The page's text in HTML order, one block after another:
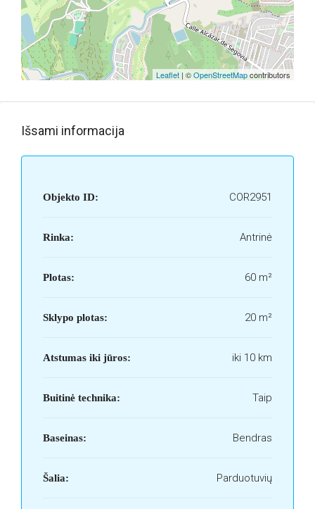
Leaflet | ©OpenStreetMapcontributors
Išsami informacija
Objekto ID: COR2951
Rinka: Antrinė
Plotas: 60 m²
Sklypo plotas: 20 m²
Atstumas iki jūros: iki 10 km
Buitinė technika: Taip
Baseinas: Bendras
Šalia: Parduotuvių